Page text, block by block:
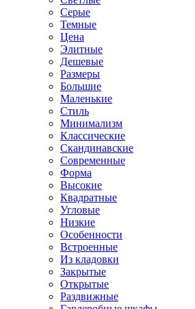
Серые
Темные
Цена
Элитные
Дешевые
Размеры
Большие
Маленькие
Стиль
Минимализм
Классические
Скандинавские
Современные
Форма
Высокие
Квадратные
Угловые
Низкие
Особенности
Встроенные
Из кладовки
Закрытые
Открытые
Раздвижные